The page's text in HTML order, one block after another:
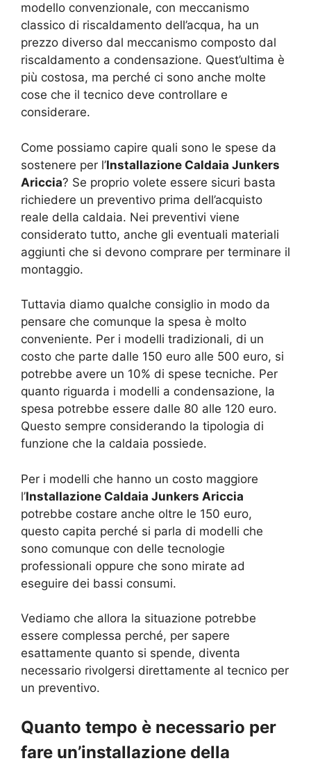
modello convenzionale, con meccanismo
classico di riscaldamento dell’acqua, ha un
prezzo diverso dal meccanismo composto dal
riscaldamento a condensazione. Quest’ultima è
più costosa, ma perché ci sono anche molte
cose che il tecnico deve controllare e
considerare.
Come possiamo capire quali sono le spese da
sostenere per l’Installazione Caldaia Junkers
Ariccia? Se proprio volete essere sicuri basta
richiedere un preventivo prima dell’acquisto
reale della caldaia. Nei preventivi viene
considerato tutto, anche gli eventuali materiali
aggiunti che si devono comprare per terminare il
montaggio.
Tuttavia diamo qualche consiglio in modo da
pensare che comunque la spesa è molto
conveniente. Per i modelli tradizionali, di un
costo che parte dalle 150 euro alle 500 euro, si
potrebbe avere un 10% di spese tecniche. Per
quanto riguarda i modelli a condensazione, la
spesa potrebbe essere dalle 80 alle 120 euro.
Questo sempre considerando la tipologia di
funzione che la caldaia possiede.
Per i modelli che hanno un costo maggiore
l’Installazione Caldaia Junkers Ariccia
potrebbe costare anche oltre le 150 euro,
questo capita perché si parla di modelli che
sono comunque con delle tecnologie
professionali oppure che sono mirate ad
eseguire dei bassi consumi.
Vediamo che allora la situazione potrebbe
essere complessa perché, per sapere
esattamente quanto si spende, diventa
necessario rivolgersi direttamente al tecnico per
un preventivo.
Quanto tempo è necessario per
fare un’installazione della